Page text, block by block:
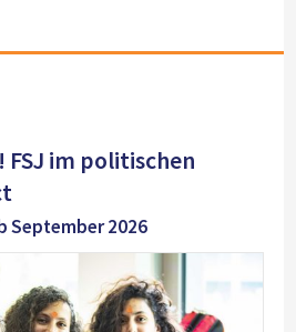
im politischen
September 2026